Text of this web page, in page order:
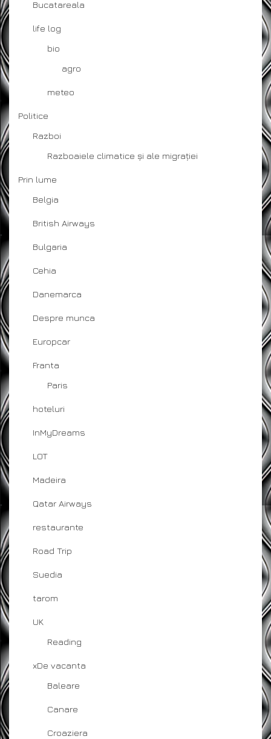
Bucatareala
life log
bio
agro
meteo
Politice
Razboi
Razboaiele climatice și ale migrației
Prin lume
Belgia
British Airways
Bulgaria
Cehia
Danemarca
Despre munca
Europcar
Franta
Paris
hoteluri
InMyDreams
LOT
Madeira
Qatar Airways
restaurante
Road Trip
Suedia
tarom
UK
Reading
xDe vacanta
Baleare
Canare
Croaziera